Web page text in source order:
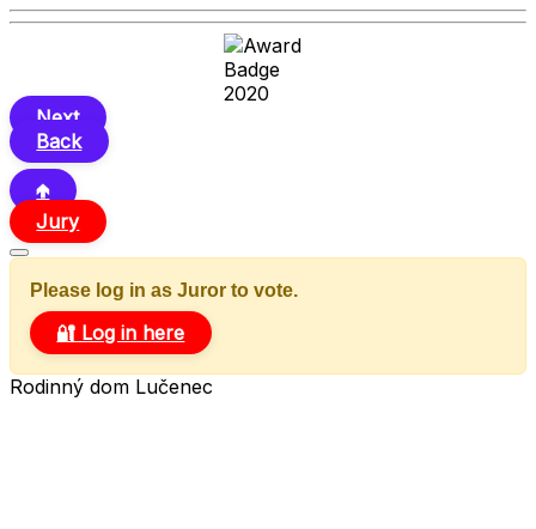
Next
Back
🢁
Jury
Please log in as Juror to vote.
🔐 Log in here
Rodinný dom Lučenec